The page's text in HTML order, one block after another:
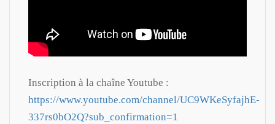
Inscription à la chaîne Youtube :
https://www.youtube.com/channel/UC9WKeSyfajhE-
337rs0bO2Q?sub_confirmation=1